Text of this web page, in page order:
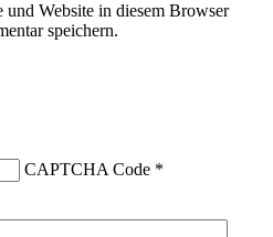
Website in diesem Browser
speichern.
CAPTCHA Code*